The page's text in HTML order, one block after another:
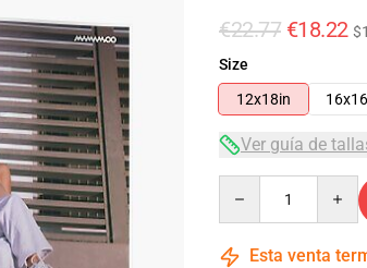
€22.77 €18.22
Size
12x18in
Ver guía de
Esta venta